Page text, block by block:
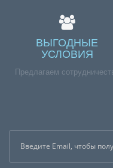
ВЫГОДНЫЕ
УСЛОВИЯ
Предлагаем